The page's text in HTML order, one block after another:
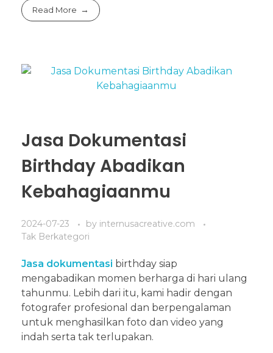
Read More
Jasa Dokumentasi
Birthday Abadikan
Kebahagiaanmu
2024-07-23 by internusacreative.com
Tak Berkategori
Jasa dokumentasi birthday siap
mengabadikan momen berharga di hari ulang
tahunmu. Lebih dari itu, kami hadir dengan
fotografer profesional dan berpengalaman
untuk menghasilkan foto dan video yang
indah serta tak terlupakan.